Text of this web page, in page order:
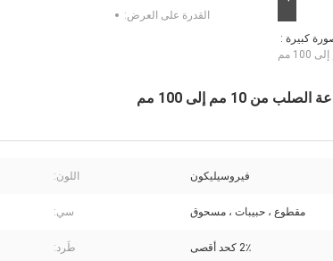
كبيرة :
القدرة على العرض:
فيروسيليكون اللون:
مقطوع ، حبيبات ، مسحوق سي:
2٪ كحد أقصى طَرد: